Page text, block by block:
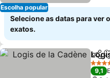
Escolha popular
Selecione as datas para ver
exatos.
4
9,1